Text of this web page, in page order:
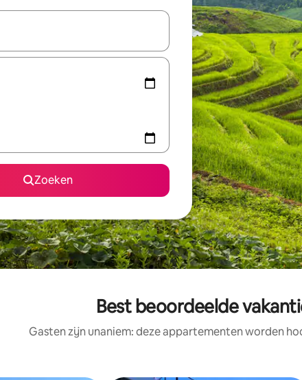
beschikbaar zijn, maak je een keuze met je de
Zoeken
Best beoordeelde
Gasten zijn unaniem: deze appartementen worden